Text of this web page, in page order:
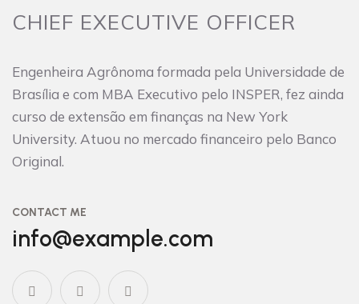
CHIEF EXECUTIVE OFFICER
Engenheira Agrônoma formada pela Universidade de
Brasília e com MBA Executivo pelo INSPER, fez ainda
curso de extensão em finanças na New York
University. Atuou no mercado financeiro pelo Banco
Original.
CONTACT ME
info@example.com